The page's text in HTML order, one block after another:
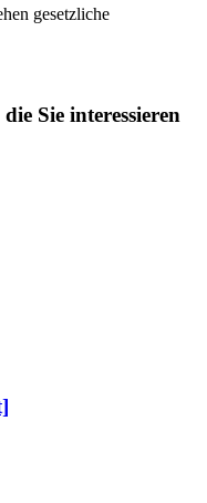
gesetzliche
Sie interessieren